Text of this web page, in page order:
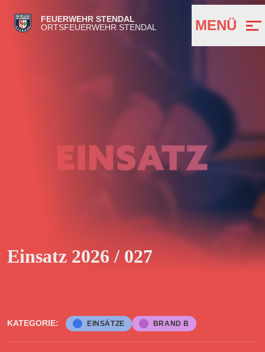
FEUERWEHR STENDAL
ORTSFEUERWEHR STENDAL
MENÜ
Einsatz 2026 / 027
KATEGORIE: EINSÄTZE BRAND B